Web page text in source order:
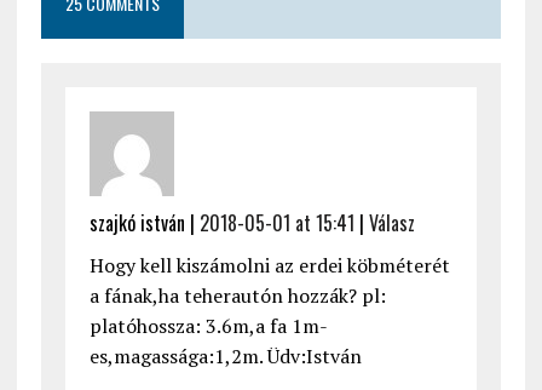
szajkó istván | 2018-05-01 at 15:41 | Válasz
Hogy kell kiszámolni az erdei köbméterét
a fának,ha teherautón hozzák? pl:
platóhossza: 3.6m,a fa 1m-
es,magassága:1,2m. Üdv:István